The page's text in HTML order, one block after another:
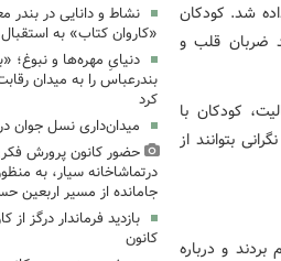
شد. کودکان
ضربان قلب و
کودکان با
بتوانند از
و درباره
نشاط و دانایی در بندر
«کاروان کتاب» به
دنیایِ مهره‌ها و نبوغ؛
بندرعباس را به میدان
کرد
میدان‌داری نسل جوان
حضور کانون پرورش
درتماشاخانه سیار، به
جامانده از مسیر اربعین
بازدید فرماندار درگز
کانون